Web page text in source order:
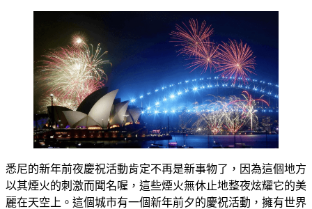
悉尼的新年前夜慶祝活動肯定不再是新事物了，因為這個地方
以其煙火的刺激而聞名喔，這些煙火無休止地整夜炫耀它的美
麗在天空上。這個城市有一個新年前夕的慶祝活動，擁有世界